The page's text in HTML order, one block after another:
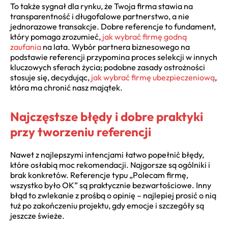
To także sygnał dla rynku, że Twoja firma stawia na
transparentność i długofalowe partnerstwo, a nie
jednorazowe transakcje. Dobre referencje to fundament,
który pomaga zrozumieć, jak wybrać firmę godną
zaufania na lata. Wybór partnera biznesowego na
podstawie referencji przypomina proces selekcji w innych
kluczowych sferach życia; podobne zasady ostrożności
stosuje się, decydując, jak wybrać firmę ubezpieczeniową,
która ma chronić nasz majątek.
Najczęstsze błędy i dobre praktyki
przy tworzeniu referencji
Nawet z najlepszymi intencjami łatwo popełnić błędy,
które osłabią moc rekomendacji. Najgorsze są ogólniki i
brak konkretów. Referencje typu „Polecam firmę,
wszystko było OK” są praktycznie bezwartościowe. Inny
błąd to zwlekanie z prośbą o opinię – najlepiej prosić o nią
tuż po zakończeniu projektu, gdy emocje i szczegóły są
jeszcze świeże.